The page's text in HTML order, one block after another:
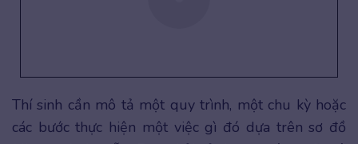
Thí sinh cần mô tả một quy trình, một chu kỳ hoặc
các bước thực hiện một việc gì đó dựa trên sơ đồ